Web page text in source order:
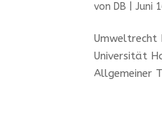
von DB |Juni
Umweltrecht
Universität
Allgemeiner